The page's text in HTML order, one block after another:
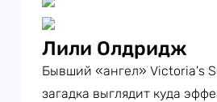
Лили Олдридж
Бывший «ангел» Victoria's
загадка выглядит куда